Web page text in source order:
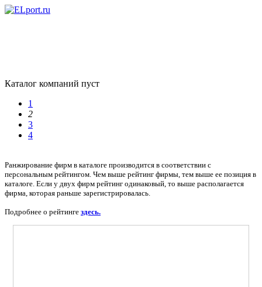
Каталог компаний пуст
1
2
3
4
Ранжирование фирм в каталоге производится в соответствии с
персональным рейтингом. Чем выше рейтинг фирмы, тем выше ее позиция в
каталоге. Если у двух фирм рейтинг одинаковый, то выше располагается
фирма, которая раньше зарегистрировалась.
Подробнее о рейтинге здесь.